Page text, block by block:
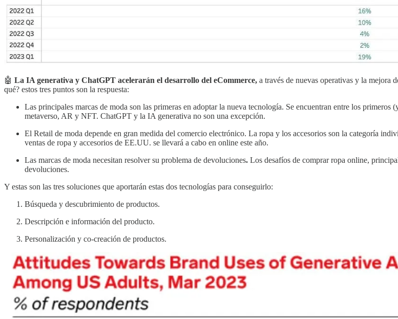
🤖 La IA generativa y ChatGPT acelerarán el desarrollo del eCommerce, a través de nuevas operativas y la mejora
qué? estos tres puntos son la respuesta:
Las principales marcas de moda son las primeras en adoptar la nueva tecnología. Se encuentran entre los
metaverso, AR y NFT. ChatGPT y la IA generativa no son una excepción.
El Retail de moda depende en gran medida del comercio electrónico. La ropa y los accesorios son la categoría
ventas de ropa y accesorios de EE.UU. se llevará a cabo en online este año.
Las marcas de moda necesitan resolver su problema de devoluciones. Los desafíos de comprar ropa online,
devoluciones.
Y estas son las tres soluciones que aportarán estas dos tecnologías para conseguirlo:
Búsqueda y descubrimiento de productos.
Descripción e información del producto.
Personalización y co-creación de productos.